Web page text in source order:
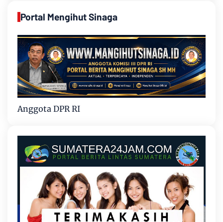
Portal Mengihut Sinaga
Anggota DPR RI